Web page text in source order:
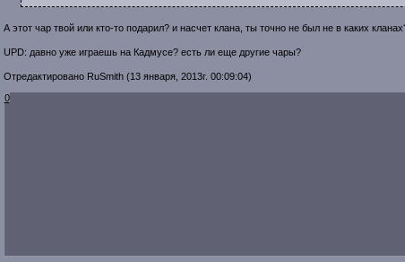
А этот чар твой или кто-то подарил? и насчет клана, ты точно не был не в каких
UPD: давно уже играешь на Кадмусе? есть ли еще другие чары?
Отредактировано RuSmith (13 января, 2013г. 00:09:04)
0